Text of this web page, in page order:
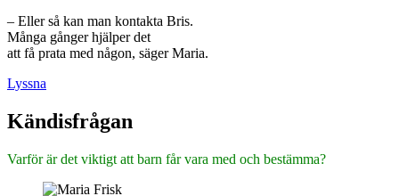
– Eller så kan man kontakta Bris.
Många gånger hjälper det
att få prata med någon, säger Maria.
Lyssna
Kändisfrågan
Varför är det viktigt att barn får vara med och bestämma?